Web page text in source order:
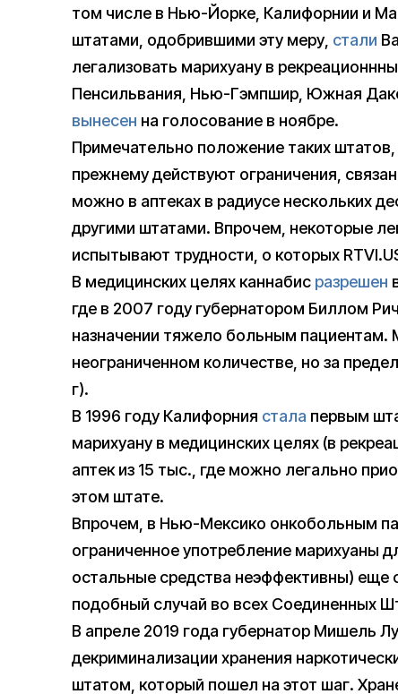
том числе в Нью-Йорке, Калифорнии и
штатами, одобрившими эту меру, стали
легализовать марихуану в
Пенсильвания, Нью-Гэмпшир, Южная
вынесен на голосование в ноябре.
Примечательно положение таких
прежнему действуют ограничения,
можно в аптеках в радиусе нескольких
другими штатами. Впрочем, некоторые
испытывают трудности, о которых
В медицинских целях каннабис разрешен
где в 2007 году губернатором Биллом
назначении тяжело больным пациентам.
неограниченном количестве, но за
г).
В 1996 году Калифорния стала первым
марихуану в медицинских целях (в
аптек из 15 тыс., где можно легально
этом штате.
Впрочем, в Нью-Мексико онкобольным
ограниченное употребление марихуаны
остальные средства неэффективны) еще
подобный случай во всех Соединенных
В апреле 2019 года губернатор Мишель
декриминализации хранения
штатом, который пошел на этот шаг.